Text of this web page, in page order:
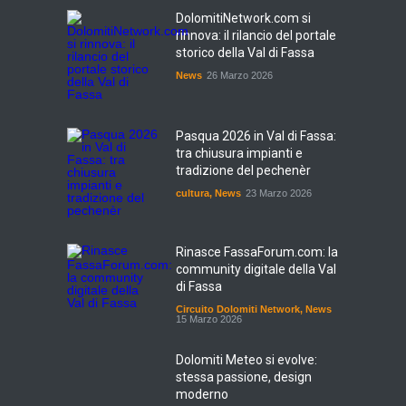
DolomitiNetwork.com si
rinnova: il rilancio del portale
storico della Val di Fassa
News 26 Marzo 2026
Pasqua 2026 in Val di Fassa:
tra chiusura impianti e
tradizione del pechenèr
cultura, News 23 Marzo 2026
Rinasce FassaForum.com: la
community digitale della Val
di Fassa
Circuito Dolomiti Network, News
15 Marzo 2026
Dolomiti Meteo si evolve:
stessa passione, design
moderno